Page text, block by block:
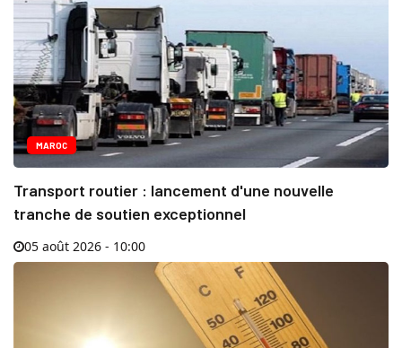
MAROC
Transport routier : lancement d'une nouvelle
tranche de soutien exceptionnel
05 août 2026 - 10:00